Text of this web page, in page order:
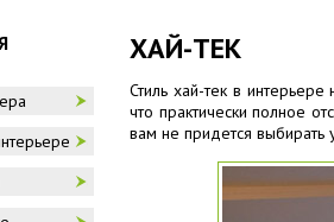
ХАЙ-ТЕК
Стиль хай-тек в
что практически полное
вам не придется выбирать